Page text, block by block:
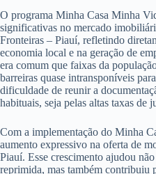
O programa Minha Casa Minha
significativas no mercado
Fronteiras – Piauí, refletindo
economia local e na geração de
era comum que faixas da
barreiras quase intransponíveis
dificuldade de reunir a
habituais, seja pelas altas taxas de
Com a implementação do Minha
aumento expressivo na oferta de
Piauí. Esse crescimento ajudou
reprimida, mas também contribuiu